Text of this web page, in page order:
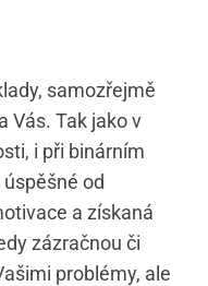
samozřejmě
Vás. Tak jako v
i při binárním
od
a získaná
zázračnou či
problémy, ale